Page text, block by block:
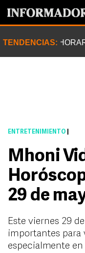
TENDENCIAS:
ENTRETENIMIENTO
Mhoni
29 de
Este viernes 29
importantes para
especialmente